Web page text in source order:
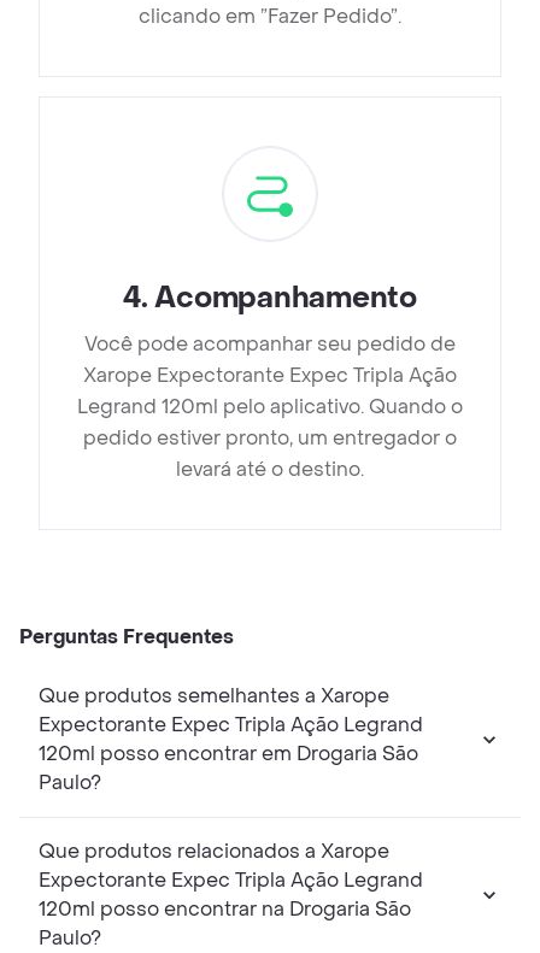
clicando em ”Fazer Pedido”.
4.Acompanhamento
Você pode acompanhar seu pedido de
Xarope Expectorante Expec Tripla Ação
Legrand 120ml pelo aplicativo. Quando o
pedido estiver pronto, um entregador o
levará até o destino.
Perguntas Frequentes
Que produtos semelhantes a Xarope
Expectorante Expec Tripla Ação Legrand
120ml posso encontrar em Drogaria São
Paulo?
Que produtos relacionados a Xarope
Expectorante Expec Tripla Ação Legrand
120ml posso encontrar na Drogaria São
Paulo?